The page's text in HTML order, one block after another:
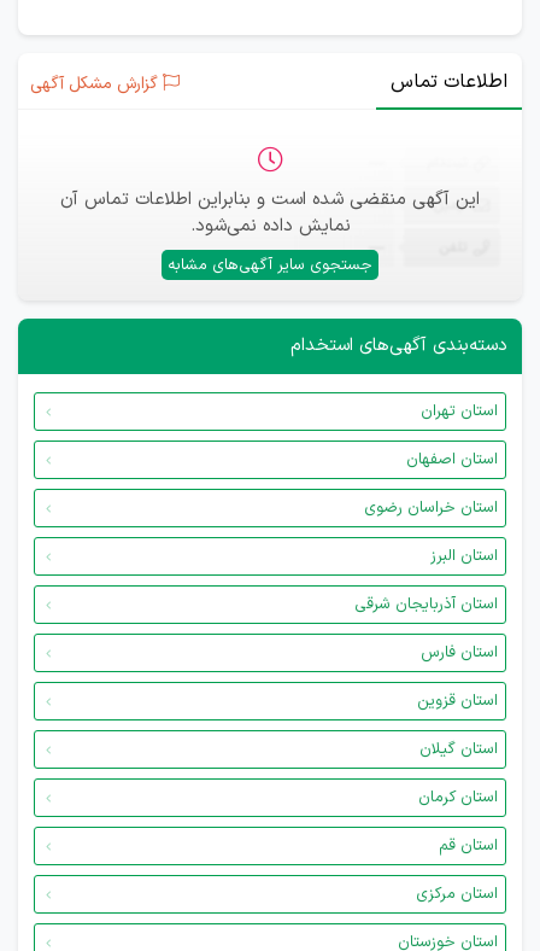
اطلاعات تماس گزارش مشکل آگهی
این آگهی منقضی شده است و بنابراین اطلاعات تماس آن
نمایش داده نمی‌شود.
جستجوی سایر آگهی‌های مشابه
ایمیل —
—
دسته‌بندی آگهی‌های استخدام
استان تهران
استان اصفهان
استان خراسان رضوی
استان البرز
استان آذربایجان شرقی
استان فارس
استان قزوین
استان گیلان
استان کرمان
استان قم
استان مرکزی
استان خوزستان